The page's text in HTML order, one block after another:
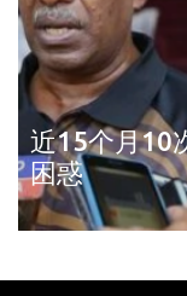
近15个月10
困惑